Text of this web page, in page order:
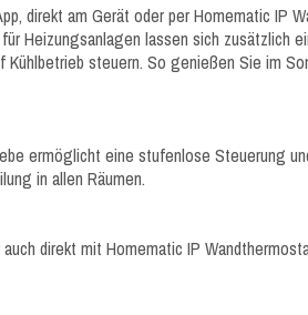
direkt am Gerät oder per Homematic IP
Heizungsanlagen lassen sich zusätzlich
steuern. So genießen Sie im
ermöglicht eine stufenlose Steuerung
in allen Räumen.
direkt mit Homematic IP